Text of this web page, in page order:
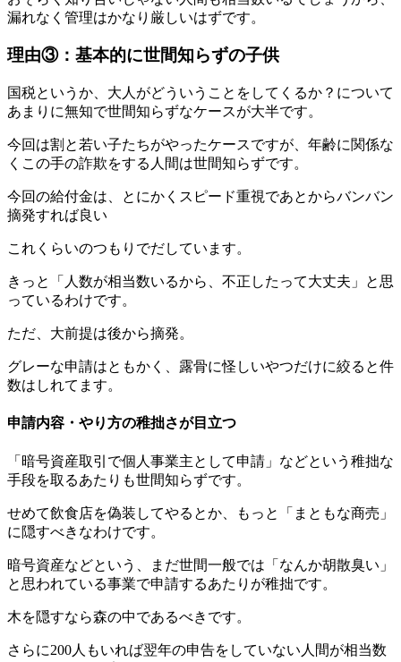
漏れなく管理はかなり厳しいはずです。
理由③：基本的に世間知らずの子供
国税というか、大人がどういうことをしてくるか？について
あまりに無知で世間知らずなケースが大半です。
今回は割と若い子たちがやったケースですが、年齢に関係な
くこの手の詐欺をする人間は世間知らずです。
今回の給付金は、とにかくスピード重視であとからバンバン
摘発すれば良い
これくらいのつもりでだしています。
きっと「人数が相当数いるから、不正したって大丈夫」と思
っているわけです。
ただ、大前提は後から摘発。
グレーな申請はともかく、露骨に怪しいやつだけに絞ると件
数はしれてます。
申請内容・やり方の稚拙さが目立つ
「暗号資産取引で個人事業主として申請」などという稚拙な
手段を取るあたりも世間知らずです。
せめて飲食店を偽装してやるとか、もっと「まともな商売」
に隠すべきなわけです。
暗号資産などという、まだ世間一般では「なんか胡散臭い」
と思われている事業で申請するあたりが稚拙です。
木を隠すなら森の中であるべきです。
さらに200人もいれば翌年の申告をしていない人間が相当数